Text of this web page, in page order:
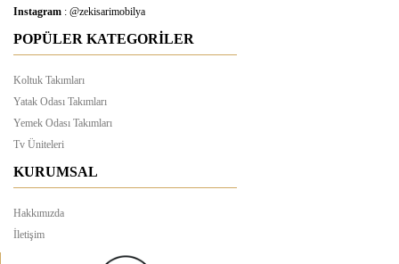
Instagram : @zekisarimobilya
POPÜLER KATEGORİLER
Koltuk Takımları
Yatak Odası Takımları
Yemek Odası Takımları
Tv Üniteleri
KURUMSAL
Hakkımızda
İletişim